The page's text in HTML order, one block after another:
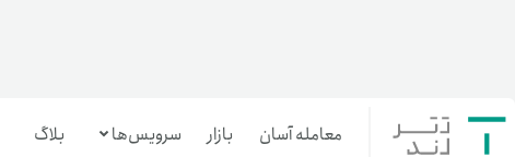
معامله آسان بازار سرویس‌ها بلاگ